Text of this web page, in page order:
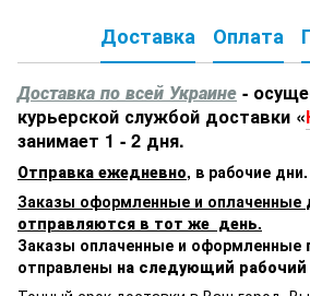
Доставка Оплата
Доставка по всей Украине -
курьерской службой доставки «
занимает 1 - 2 дня.
Отправка ежедневно, в рабочие дни.
Заказы оформленные и оплаченные
отправляются в тот же день.
Заказы оплаченные и оформленные
отправлены на следующий рабочий